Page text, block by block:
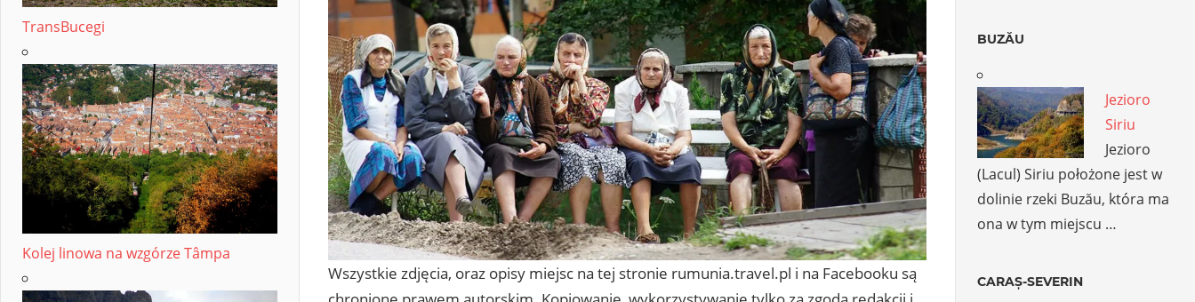
Wszystkie zdjęcia, oraz opisy miejsc na tej stronie rumunia.travel.pl i na Facebooku są
TransBucegi
Kolej linowa na wzgórze Tâmpa
BUZĂU
Jezioro
Siriu
Jezioro
(Lacul) Siriu położone jest w
dolinie rzeki Buzău, która ma
ona w tym miejscu …
CARAȘ-SEVERIN